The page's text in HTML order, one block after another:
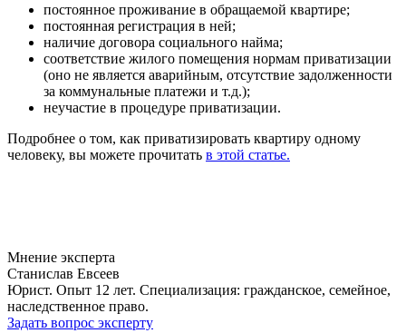
постоянное проживание в обращаемой квартире;
постоянная регистрация в ней;
наличие договора социального найма;
соответствие жилого помещения нормам приватизации
(оно не является аварийным, отсутствие задолженности
за коммунальные платежи и т.д.);
неучастие в процедуре приватизации.
Подробнее о том, как приватизировать квартиру одному
человеку, вы можете прочитать в этой статье.
Мнение эксперта
Станислав Евсеев
Юрист. Опыт 12 лет. Специализация: гражданское, семейное,
наследственное право.
Задать вопрос эксперту